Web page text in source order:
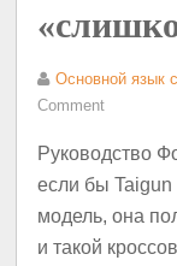
Основной язык
Comment
Руководство
если бы
модель, она
и такой